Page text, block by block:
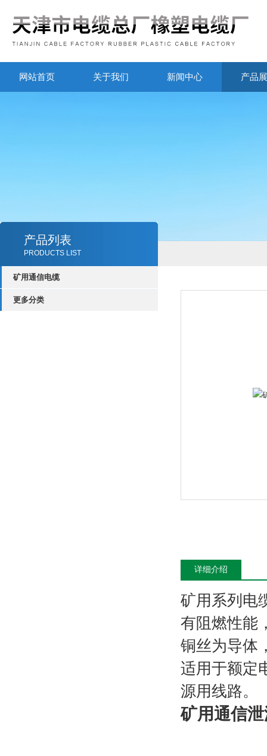
网站首页 关于我们 新闻中心 产品
产品列表
PRODUCTS LIST
矿用通信电缆
更多分类
详细介绍
矿用系列电
有阻燃性能
铜丝为导体
适用于额定
源用线路。
矿用通信